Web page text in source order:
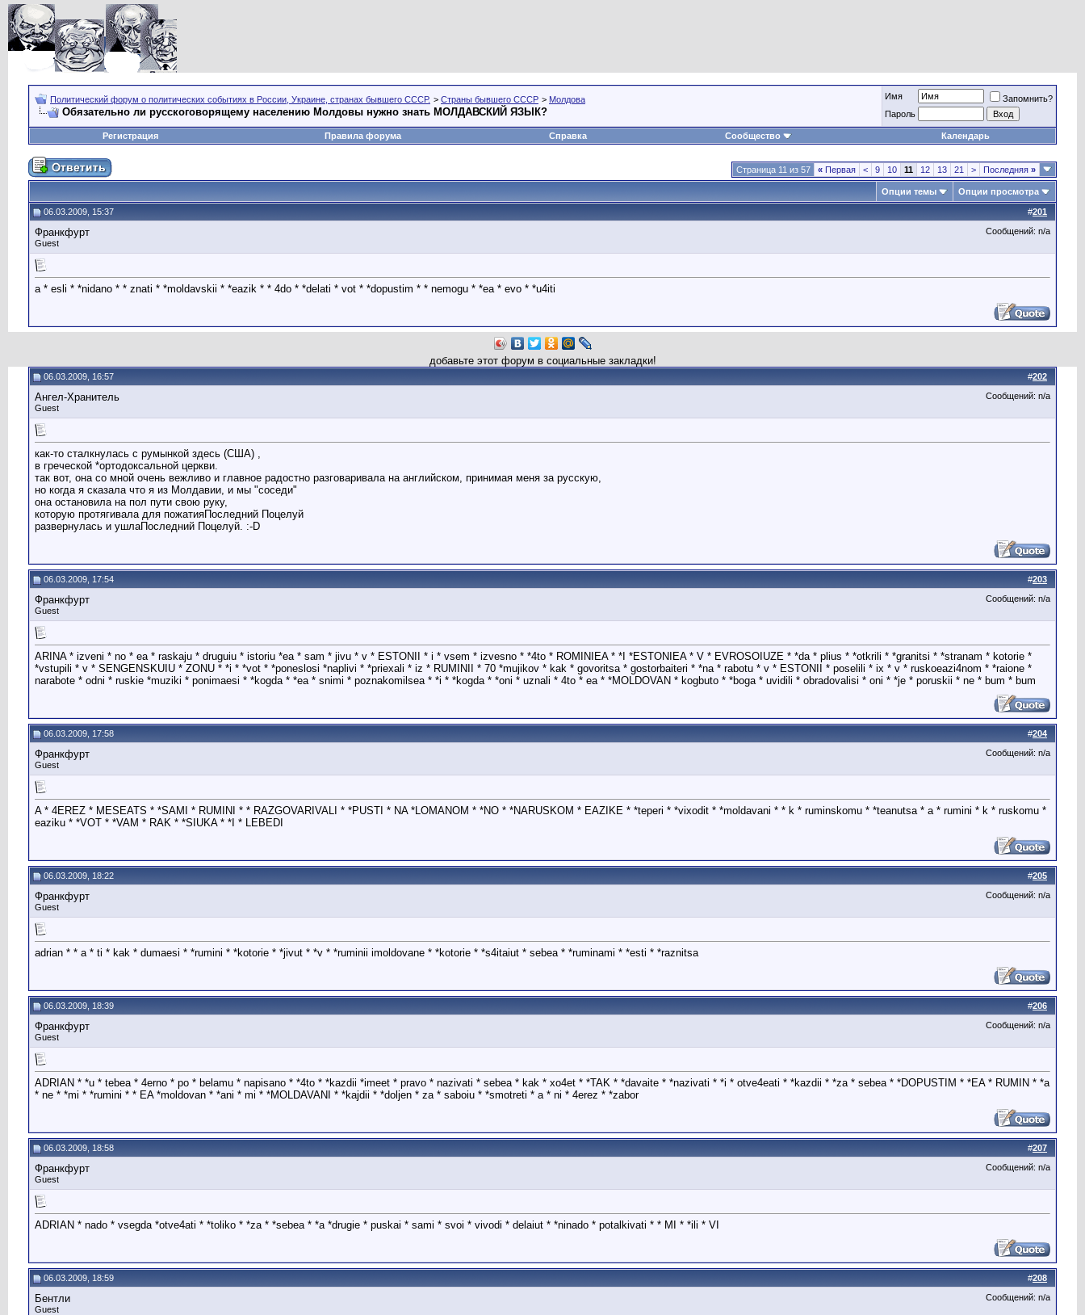
Политический форум о политических событиях в России, Украине, странах бывшего СССР. > Страны бывшего СССР > Молдова
Обязательно ли русскоговорящему населению Молдовы нужно знать МОЛДАВСКИЙ ЯЗЫК?
Имя
Запомнить?
Пароль
Регистрация Правила форума Справка Сообщество Календарь
Страница 11 из 57 « Первая < 9 10 11 12 13 21 > Последняя »
Опции темы Опции просмотра
#201
06.03.2009, 15:37
Франкфурт
Guest
Сообщений: n/a
a * esli * *nidano * * znati * *moldavskii * *eazik * * 4do * *delati * vot * *dopustim * * nemogu * *ea * evo * *u4iti
добавьте этот форум в социальные закладки!
#202
06.03.2009, 16:57
Ангел-Хранитель
Guest
Сообщений: n/a
как-то сталкнулась с румынкой здесь (США) ,
в греческой *ортодоксальной церкви.
так вот, она со мной очень вежливо и главное радостно разговаривала на английском, принимая меня за русскую,
но когда я сказала что я из Молдавии, и мы "соседи"
она остановила на пол пути свою руку,
которую протягивала для пожатияПоследний Поцелуй
развернулась и ушлаПоследний Поцелуй. :-D
#203
06.03.2009, 17:54
Франкфурт
Guest
Сообщений: n/a
ARINA * izveni * no * ea * raskaju * druguiu * istoriu *ea * sam * jivu * v * ESTONII * i * vsem * izvesno * *4to * ROMINIEA * *I *ESTONIEA * V * EVROSOIUZE * *da * plius * *otkrili * *granitsi * *stranam * kotorie *
*vstupili * v * SENGENSKUIU * ZONU * *i * *vot * *poneslosi *naplivi * *priexali * iz * RUMINII * 70 *mujikov * kak * govoritsa * gostorbaiteri * *na * rabotu * v * ESTONII * poselili * ix * v * ruskoeazi4nom * *raione *
narabote * odni * ruskie *muziki * ponimaesi * *kogda * *ea * snimi * poznakomilsea * *i * *kogda * *oni * uznali * 4to * ea * *MOLDOVAN * kogbuto * *boga * uvidili * obradovalisi * oni * *je * poruskii * ne * bum * bum
#204
06.03.2009, 17:58
Франкфурт
Guest
Сообщений: n/a
A * 4EREZ * MESEATS * *SAMI * RUMINI * * RAZGOVARIVALI * *PUSTI * NA *LOMANOM * *NO * *NARUSKOM * EAZIKE * *teperi * *vixodit * *moldavani * * k * ruminskomu * *teanutsa * a * rumini * k * ruskomu *
eaziku * *VOT * *VAM * RAK * *SIUKA * *I * LEBEDI
#205
06.03.2009, 18:22
Франкфурт
Guest
Сообщений: n/a
adrian * * a * ti * kak * dumaesi * *rumini * *kotorie * *jivut * *v * *ruminii imoldovane * *kotorie * *s4itaiut * sebea * *ruminami * *esti * *raznitsa
#206
06.03.2009, 18:39
Франкфурт
Guest
Сообщений: n/a
ADRIAN * *u * tebea * 4erno * po * belamu * napisano * *4to * *kazdii *imeet * pravo * nazivati * sebea * kak * xo4et * *TAK * *davaite * *nazivati * *i * otve4eati * *kazdii * *za * sebea * *DOPUSTIM * *EA * RUMIN * *a
* ne * *mi * *rumini * * EA *moldovan * *ani * mi * *MOLDAVANI * *kajdii * *doljen * za * saboiu * *smotreti * a * ni * 4erez * *zabor
#207
06.03.2009, 18:58
Франкфурт
Guest
Сообщений: n/a
ADRIAN * nado * vsegda *otve4ati * *toliko * *za * *sebea * *a *drugie * puskai * sami * svoi * vivodi * delaiut * *ninado * potalkivati * * MI * *ili * VI
#208
06.03.2009, 18:59
Бентли
Guest
Сообщений: n/a